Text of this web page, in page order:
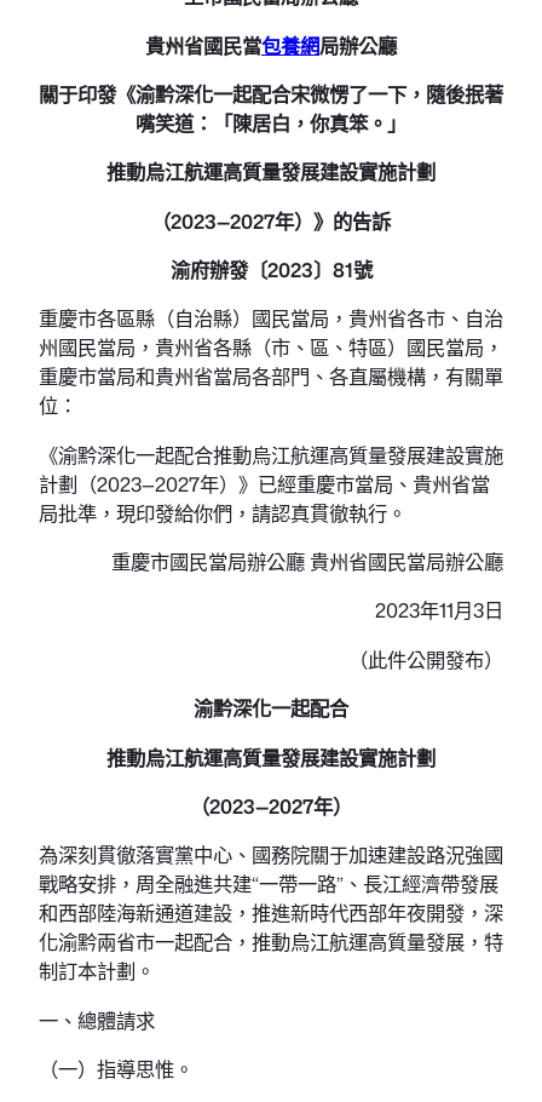
貴州省國民當包養網局辦公廳
關于印發《渝黔深化一起配合宋微愣了一下，隨後抿著
嘴笑道：「陳居白，你真笨。」
推動烏江航運高質量發展建設實施計劃
（2023—2027年）》的告訴
渝府辦發〔2023〕81號
重慶市各區縣（自治縣）國民當局，貴州省各市、自治
州國民當局，貴州省各縣（市、區、特區）國民當局，
重慶市當局和貴州省當局各部門、各直屬機構，有關單
位：
《渝黔深化一起配合推動烏江航運高質量發展建設實施
計劃（2023—2027年）》已經重慶市當局、貴州省當
局批準，現印發給你們，請認真貫徹執行。
重慶市國民當局辦公廳 貴州省國民當局辦公廳
2023年11月3日
（此件公開發布）
渝黔深化一起配合
推動烏江航運高質量發展建設實施計劃
（2023—2027年）
為深刻貫徹落實黨中心、國務院關于加速建設路況強國
戰略安排，周全融進共建“一帶一路”、長江經濟帶發展
和西部陸海新通道建設，推進新時代西部年夜開發，深
化渝黔兩省市一起配合，推動烏江航運高質量發展，特
制訂本計劃。
一、總體請求
（一）指導思惟。